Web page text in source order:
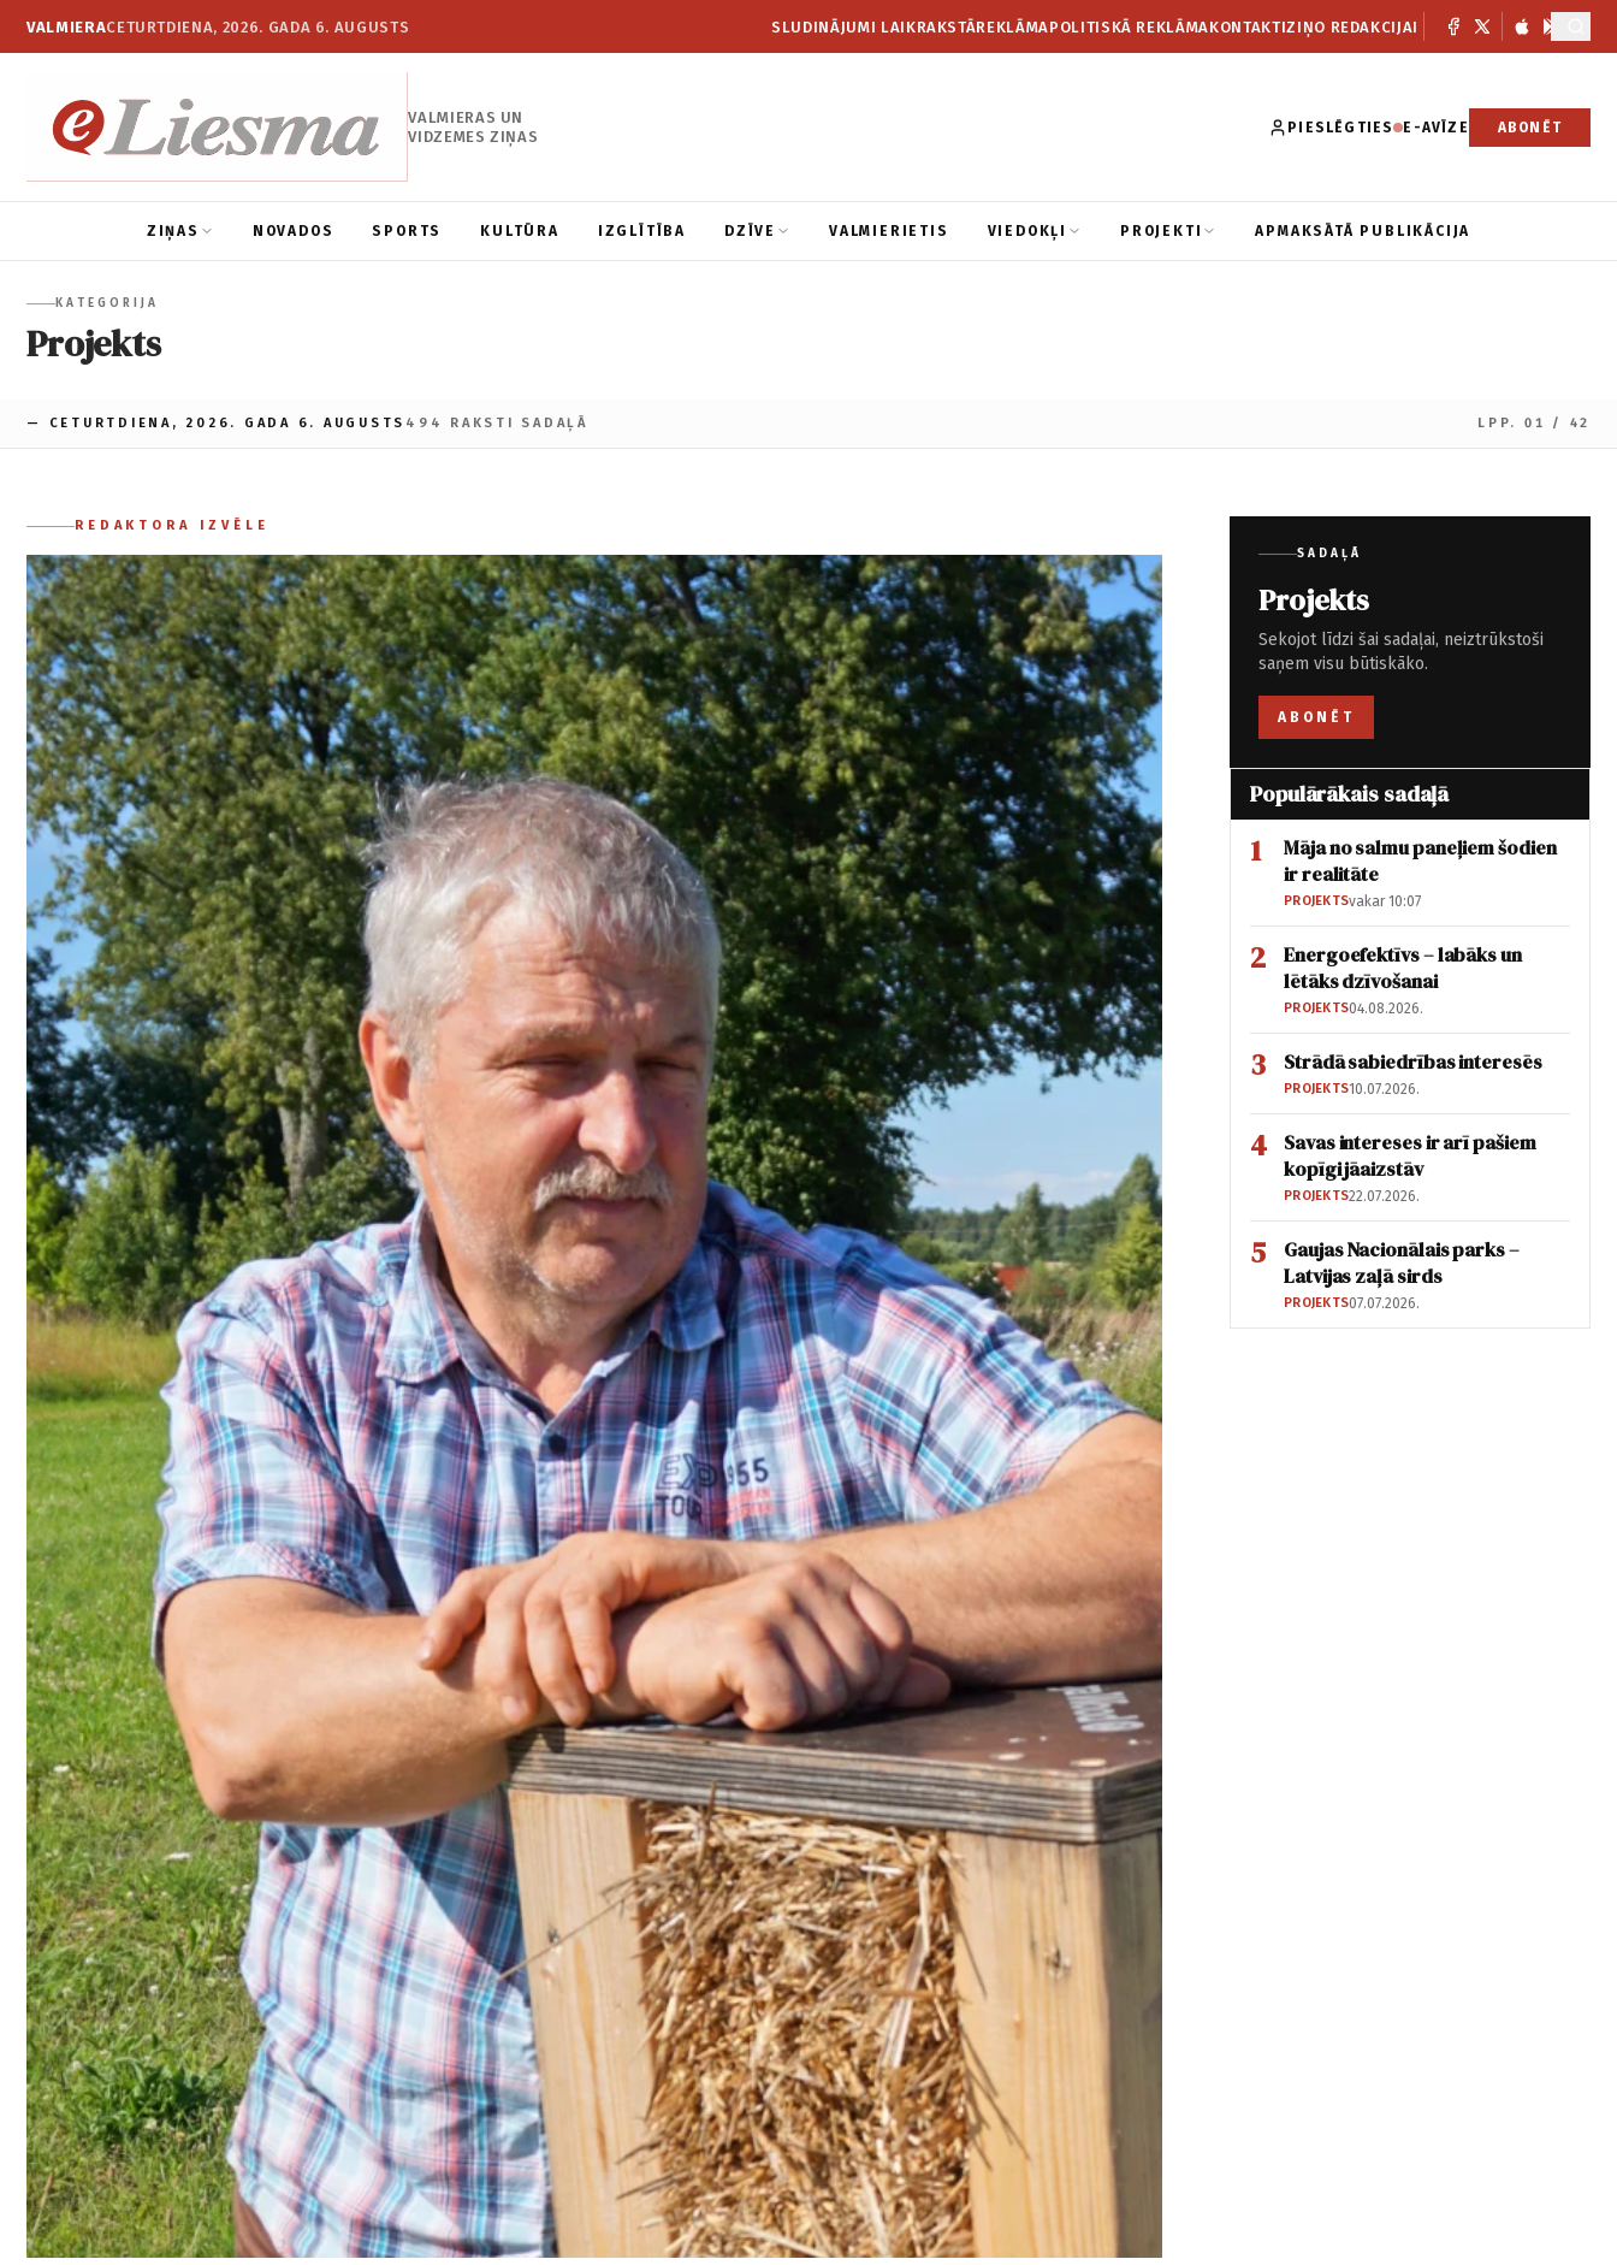
VALMIERACETURTDIENA, 2026. GADA 6. AUGUSTS SLUDINĀJUMI LAIKRAKSTĀREKLĀMAPOLITISKĀ REKLĀMAKONTAKTIZIŅO REDAKCIJAI
VALMIERAS UN
VIDZEMES ZIŅAS
PIESLĒGTIES E-AVĪZE ABONĒT
ZIŅAS NOVADOS SPORTS KULTŪRA IZGLĪTĪBA DZĪVE VALMIERIETIS VIEDOKĻI PROJEKTI APMAKSĀTĀ PUBLIKĀCIJA
KATEGORIJA
Projekts
— CETURTDIENA, 2026. GADA 6. AUGUSTS 494 RAKSTI SADAĻĀ LPP. 01 / 42
REDAKTORA IZVĒLE
SADAĻĀ
Projekts
Sekojot līdzi šai sadaļai, neiztrūkstoši
saņem visu būtiskāko.
ABONĒT
Populārākais sadaļā
1
Māja no salmu paneļiem šodien
ir realitāte
PROJEKTSvakar 10:07
2
Energoefektīvs – labāks un
lētāks dzīvošanai
PROJEKTS04.08.2026.
3 Strādā sabiedrības interesēs
PROJEKTS10.07.2026.
4
Savas intereses ir arī pašiem
kopīgi jāaizstāv
PROJEKTS22.07.2026.
5
Gaujas Nacionālais parks –
Latvijas zaļā sirds
PROJEKTS07.07.2026.